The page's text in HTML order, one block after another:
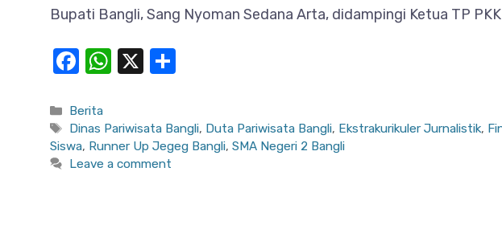
Bupati Bangli, Sang Nyoman Sedana Arta, didampingi Ketua TP
F
c
e
b
W
s
A
X
e
Categories
Berita
Tags
Dinas Pariwisata Bangli, Duta Pariwisata Bangli, Ekstrakurikuler Jurnalistik,
Siswa, Runner Up Jegeg Bangli, SMA Negeri 2 Bangli
Leave a comment